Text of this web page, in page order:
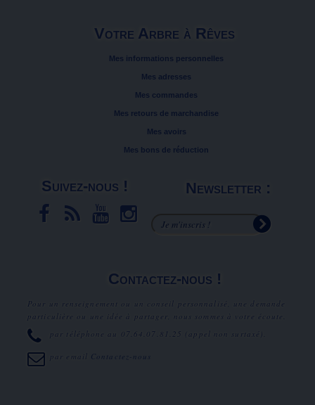
Votre Arbre à Rêves
Mes informations personnelles
Mes adresses
Mes commandes
Mes retours de marchandise
Mes avoirs
Mes bons de réduction
Suivez-nous ! Newsletter :
Contactez-nous !
Pour un renseignement ou un conseil personnalisé, une demande
particulière ou une idée à partager, nous sommes à votre écoute.
par téléphone au
07.64.07.81.25 (appel non surtaxé).
par email Contactez-nous